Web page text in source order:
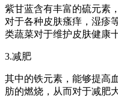
紫甘蓝含有丰富的硫元素
对于各种皮肤瘙痒，湿疹
类蔬菜对于维护皮肤健康
3.减肥
其中的铁元素，能够提高
肪的燃烧，从而对于减肥